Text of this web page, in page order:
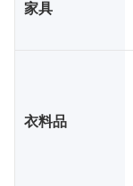
家具
衣料品